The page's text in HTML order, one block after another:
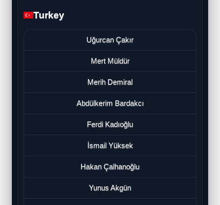
Turkey
Uğurcan Çakır
Mert Müldür
Merih Demiral
Abdülkerim Bardakcı
Ferdi Kadıoğlu
İsmail Yüksek
Hakan Çalhanoğlu
Yunus Akgün